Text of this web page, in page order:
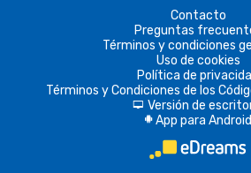
Contacto
Preguntas
Términos y condiciones
Uso de cookies
Política de
Términos y Condiciones de los
d Versión de
A App para Android